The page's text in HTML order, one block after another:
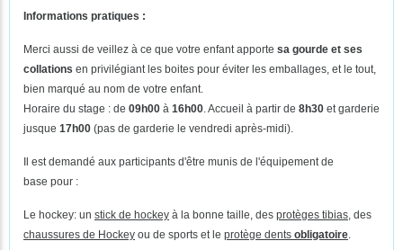
Informations pratiques :
Merci aussi de veillez à ce que votre enfant apporte sa gourde et ses
collations en privilégiant les boites pour éviter les emballages, et le tout,
bien marqué au nom de votre enfant.
Horaire du stage : de 09h00 à 16h00. Accueil à partir de 8h30 et garderie
jusque 17h00 (pas de garderie le vendredi après-midi).
Il est demandé aux participants d'être munis de l'équipement de
base pour :
Le hockey: un stick de hockey à la bonne taille, des protèges tibias, des
chaussures de Hockey ou de sports et le protège dents obligatoire.